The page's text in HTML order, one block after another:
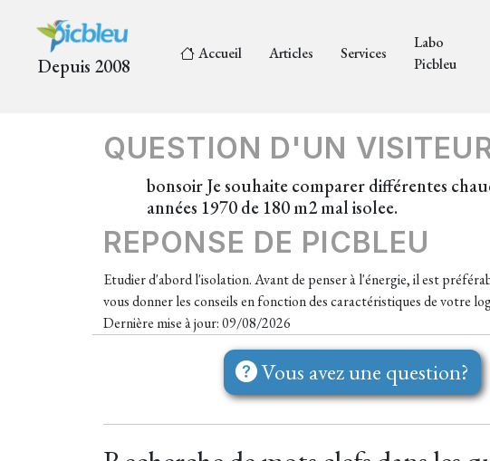
Depuis 2008
Accueil Articles Services
Labo
Picbleu
QUESTION D'UN
bonsoir Je souhaite comparer différentes
années 1970 de 180 m2 mal isolee.
REPONSE DE PICBLEU
Etudier d'abord l'isolation. Avant de penser à l'énergie, il est
vous donner les conseils en fonction des caractéristiques de votre
Dernière mise à jour: 09/08/2026
Vous avez une question?